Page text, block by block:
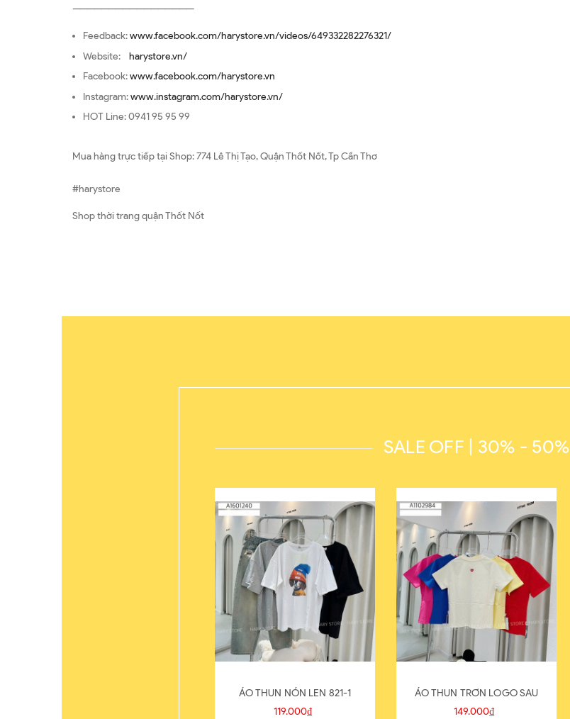
—————————————————
Feedback:www.facebook.com/harystore.vn/videos/649332282276321/
Website: harystore.vn/
Facebook:www.facebook.com/harystore.vn
Instagram:www.instagram.com/harystore.vn/
HOT Line: 0941 95 95 99
Mua hàng trực tiếp tại Shop: 774 Lê Thị Tạo, Quận Thốt Nốt, Tp Cần Thơ
#harystore
Shop thời trang quận Thốt Nốt
SALE OFF | 30% - 50%
ÁO THUN NÓN LEN 821-1
119.000₫
ÁO THUN TRƠN LOGO SAU
149.000₫